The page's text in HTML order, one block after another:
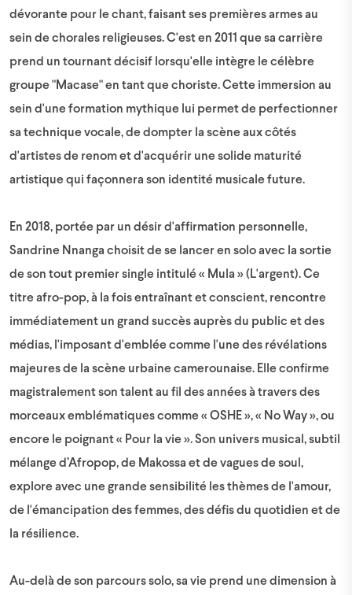
dévorante pour le chant, faisant ses premières armes au
sein de chorales religieuses. C'est en 2011 que sa carrière
prend un tournant décisif lorsqu'elle intègre le célèbre
groupe "Macase" en tant que choriste. Cette immersion au
sein d'une formation mythique lui permet de perfectionner
sa technique vocale, de dompter la scène aux côtés
d'artistes de renom et d'acquérir une solide maturité
artistique qui façonnera son identité musicale future.
En 2018, portée par un désir d'affirmation personnelle,
Sandrine Nnanga choisit de se lancer en solo avec la sortie
de son tout premier single intitulé « Mula » (L'argent). Ce
titre afro-pop, à la fois entraînant et conscient, rencontre
immédiatement un grand succès auprès du public et des
médias, l'imposant d'emblée comme l'une des révélations
majeures de la scène urbaine camerounaise. Elle confirme
magistralement son talent au fil des années à travers des
morceaux emblématiques comme « OSHE », « No Way », ou
encore le poignant « Pour la vie ». Son univers musical, subtil
mélange d’Afropop, de Makossa et de vagues de soul,
explore avec une grande sensibilité les thèmes de l'amour,
de l'émancipation des femmes, des défis du quotidien et de
la résilience.
Au-delà de son parcours solo, sa vie prend une dimension à